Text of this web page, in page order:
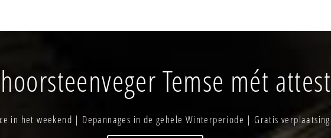
thiende
Schauselbroek
Smeswijk
Steendorp - steenbakkerij-werf
Vroonhof
Waesmeer
Warande
Temse mét attest
in het weekend | Depannages in de gehele Winterperiode | Gratis verplaatsing